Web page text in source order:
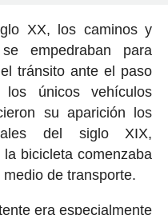
XX, los caminos y
empedraban para
tránsito ante el paso
únicos vehículos
su aparición los
del siglo XIX,
bicicleta comenzaba
de transporte.
era especialmente